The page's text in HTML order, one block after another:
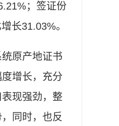
；签证份
长31.03%。
原产地证书
增长，充分
现强劲，整
同时，也反